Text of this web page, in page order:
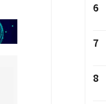
6
7
8